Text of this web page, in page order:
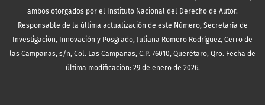
ambos otorgados por el Instituto Nacional del Derecho de Autor.
Responsable de la última actualización de este Número, Secretaría de
Investigación, Innovación y Posgrado, Juliana Romero Rodríguez, Cerro de
las Campanas, s/n, Col. Las Campanas, C.P. 76010, Querétaro, Qro. Fecha de
última modificación: 29 de enero de 2026.